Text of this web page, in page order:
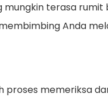
terasa rumit
Anda
proses memeriksa